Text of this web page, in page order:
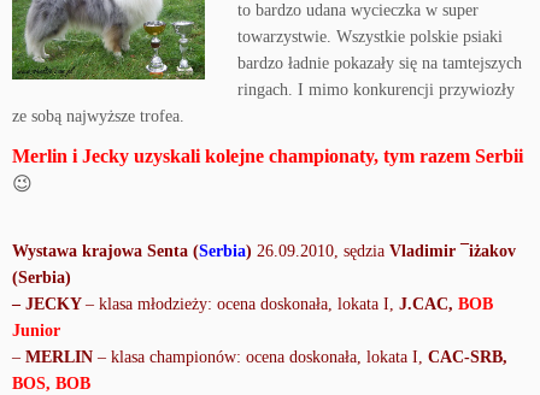
to bardzo udana wycieczka w super
towarzystwie. Wszystkie polskie psiaki
bardzo ładnie pokazały się na tamtejszych
ringach. I mimo konkurencji przywiozły
ze sobą najwyższe trofea.
Merlin i Jecky uzyskali kolejne championaty, tym razem Serbii
😉
Wystawa krajowa Senta (Serbia) 26.09.2010, sędzia Vladimir ¯ iżakov
(Serbia)
– JECKY – klasa młodzieży: ocena doskonała, lokata I, J.CAC, BOB
Junior
– MERLIN – klasa championów: ocena doskonała, lokata I, CAC-SRB,
BOS, BOB